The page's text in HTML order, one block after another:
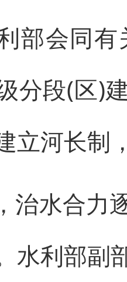
部会同
分段(区)
立河长制
治水合力
水利部副